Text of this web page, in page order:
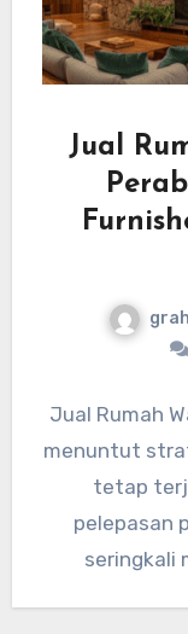
Jual
Jual Rumah
menuntut
tetap
pelepasan
seringkali